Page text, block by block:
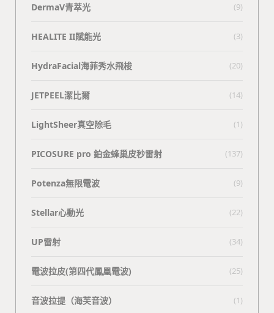
DermaV青萃光 (9)
HEALITE II賦能光 (3)
HydraFacial海菲秀水飛梭 (20)
JETPEEL潔比爾 (14)
LightSheer真空除毛 (1)
PICOSURE pro 鉑金蜂巢皮秒雷射 (137)
Potenza無限電波 (9)
Stellar心動光 (22)
UP雷射 (34)
電波拉皮(第四代鳳凰電波) (25)
⾳波拉提（海芙⾳波） (1)